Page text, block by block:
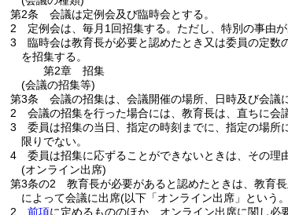
第2条
会議は定例会及び臨時会とする。
2
定例会は、毎月1回招集する。 ただし、特別の事由
3
臨時会は教育長が必要と認めたとき又は委員の定
を招集する。
第2章
招集
(会議の招集等)
第3条
会議の招集は、会議開催の場所、日時及び会議
2
会議の招集を行った場合には、教育長は、直ちに会
3
委員は招集の当日、指定の時刻までに、指定の場所
限りでない。
4
委員は招集に応ずることができないときは、その理
(オンライン出席)
第3条の2
教育長が必要があると認めたときは、教育
によって会議に出席(以下「オンライン出席」という
2
前項に定めるもののほか、オンライン出席に関し必